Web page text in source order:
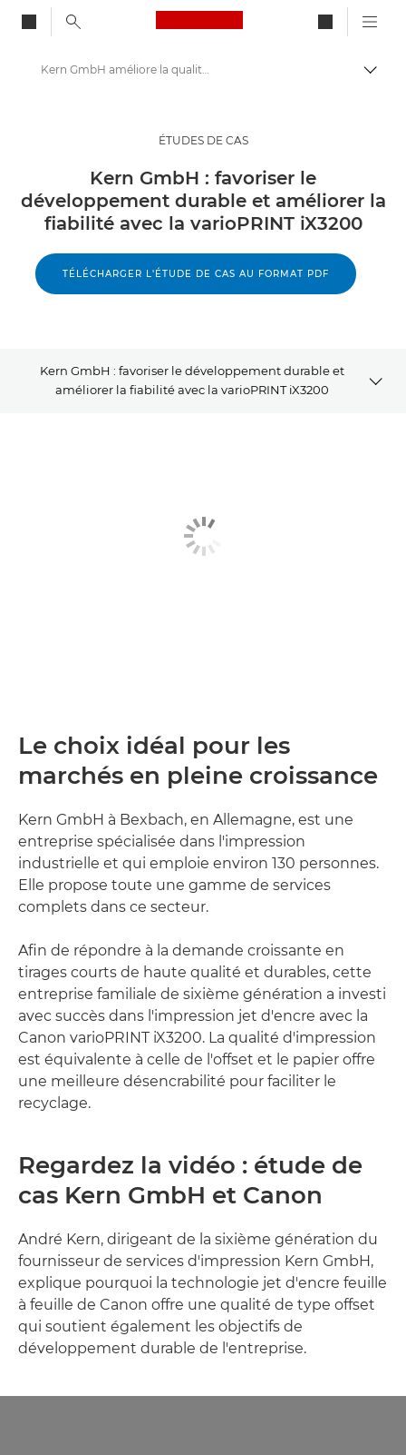
Canon Logo, back to
Evénements et témoignages
Études de cas
Kern GmbH améliore la qualité d'impression et le développement durable avec Canon iX3200
ÉTUDES DE CAS
Kern GmbH : favoriser le
développement durable et améliorer la
fiabilité avec la varioPRINT iX3200
TÉLÉCHARGER L'ÉTUDE DE CAS AU FORMAT PDF
Kern GmbH : favoriser le développement durable et
améliorer la fiabilité avec la varioPRINT iX3200
Le choix idéal pour les
marchés en pleine croissance
Kern GmbH à Bexbach, en Allemagne, est une
entreprise spécialisée dans l'impression
industrielle et qui emploie environ 130 personnes.
Elle propose toute une gamme de services
complets dans ce secteur.
Afin de répondre à la demande croissante en
tirages courts de haute qualité et durables, cette
entreprise familiale de sixième génération a investi
avec succès dans l'impression jet d'encre avec la
Canon varioPRINT iX3200. La qualité d'impression
est équivalente à celle de l'offset et le papier offre
une meilleure désencrabilité pour faciliter le
recyclage.
Regardez la vidéo : étude de
cas Kern GmbH et Canon
André Kern, dirigeant de la sixième génération du
fournisseur de services d'impression Kern GmbH,
explique pourquoi la technologie jet d'encre feuille
à feuille de Canon offre une qualité de type offset
qui soutient également les objectifs de
développement durable de l'entreprise.